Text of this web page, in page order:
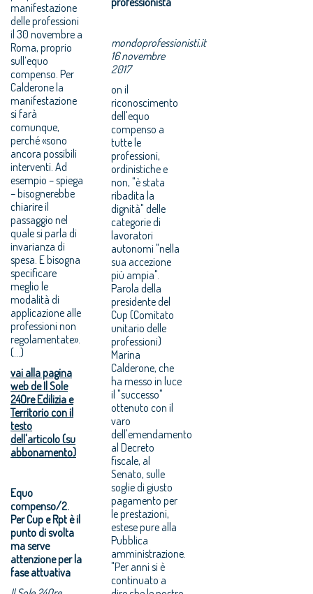
manifestazione
delle professioni
il 30 novembre a
Roma, proprio
sull’equo
compenso. Per
Calderone la
manifestazione
si farà
comunque,
perché «sono
ancora possibili
interventi. Ad
esempio – spiega
– bisognerebbe
chiarire il
passaggio nel
quale si parla di
invarianza di
spesa. E bisogna
specificare
meglio le
modalità di
applicazione alle
professioni non
regolamentate».
(...)
vai alla pagina
web de Il Sole
24Ore Edilizia e
Territorio con il
testo
dell'articolo (su
abbonamento)
Equo
compenso/2.
Per Cup e Rpt è il
punto di svolta
ma serve
attenzione per la
fase attuativa
mondoprofessionisti.it
16 novembre
2017
on il
riconoscimento
dell'equo
compenso a
tutte le
professioni,
ordinistiche e
non, "è stata
ribadita la
dignità" delle
categorie di
lavoratori
autonomi "nella
sua accezione
più ampia".
Parola della
presidente del
Cup (Comitato
unitario delle
professioni)
Marina
Calderone, che
ha messo in luce
il "successo"
ottenuto con il
varo
dell'emendamento
al Decreto
fiscale, al
Senato, sulle
soglie di giusto
pagamento per
le prestazioni,
estese pure alla
Pubblica
amministrazione.
"Per anni si è
continuato a